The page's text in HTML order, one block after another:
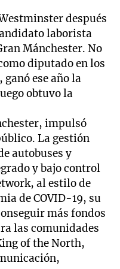
después
laborista
Mánchester. No
diputado en los
ganó ese año la
obtuvo la
impulsó
La gestión
autobuses y
y bajo control
al estilo de
de COVID-19, su
más fondos
las comunidades
of the North,